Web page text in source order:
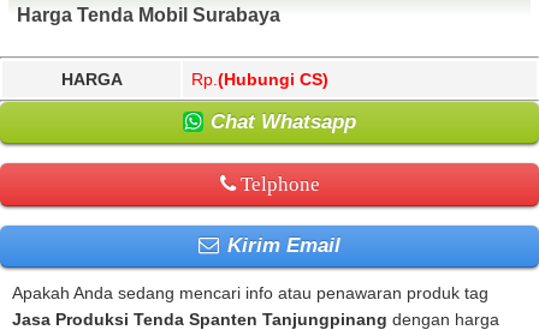
Harga Tenda Mobil Surabaya
HARGA Rp. (Hubungi CS)
Chat Whatsapp
Telphone
Kirim Email
Apakah Anda sedang mencari info atau penawaran produk tag
Jasa Produksi Tenda Spanten Tanjungpinang dengan harga